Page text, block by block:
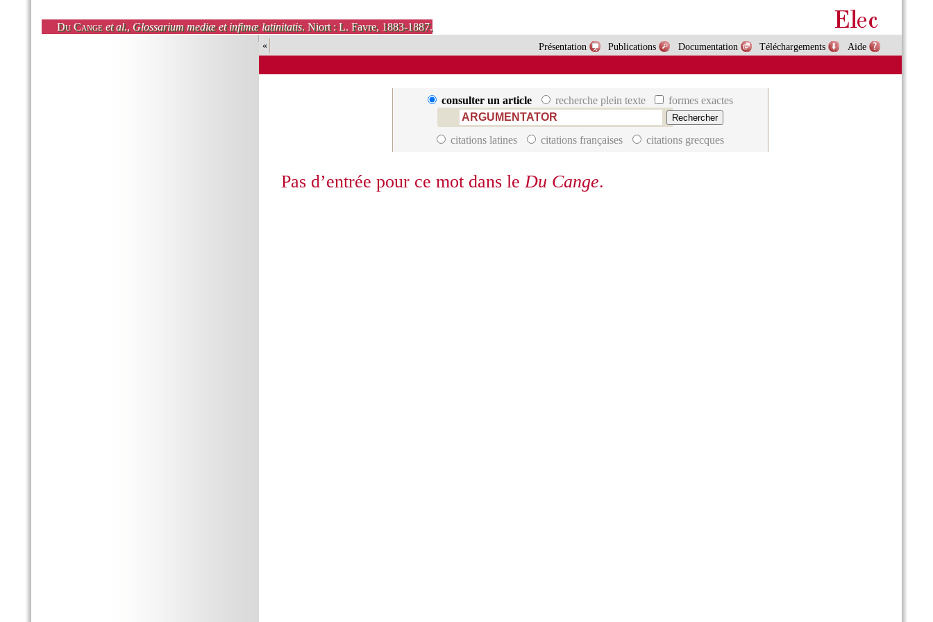
Du Cange et al., Glossarium mediæ et infimæ latinitatis. Niort : L. Favre, 1883-1887.
« Aide
Téléchargements
Documentation
Publications
Présentation
consulter un article recherche plein texte formes exactes
citations latines citations françaises citations grecques
Pas d’entrée pour ce mot dans leDu Cange.